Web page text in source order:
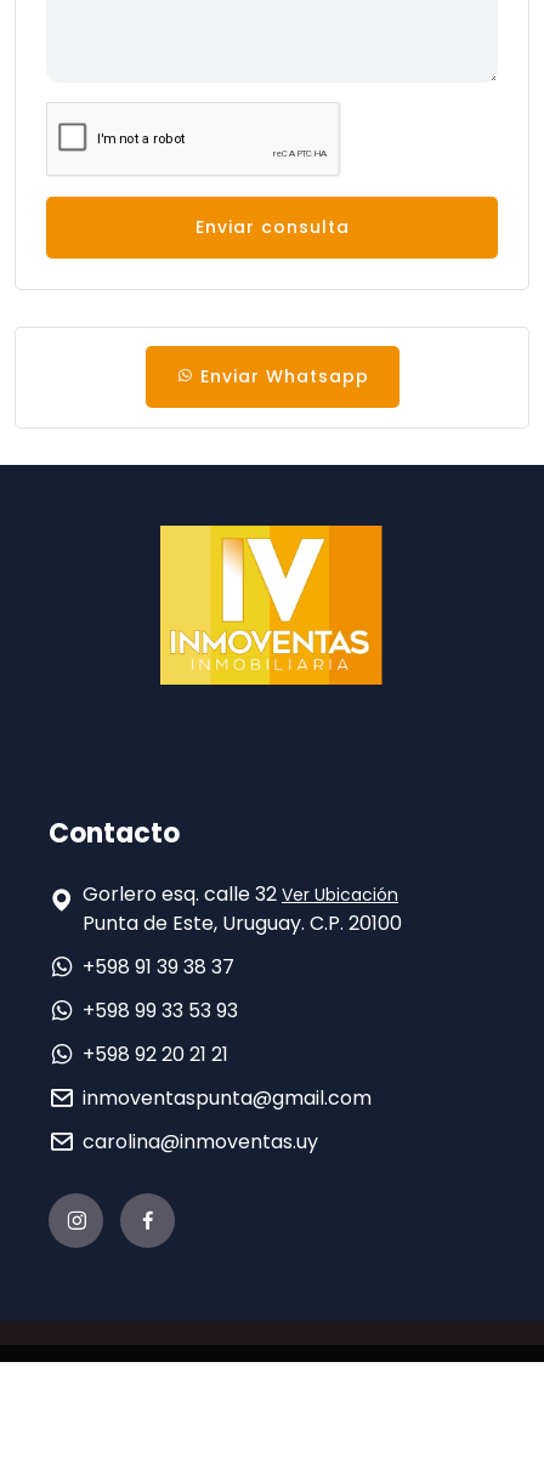
Enviar consulta
Enviar Whatsapp
Contacto
Gorlero esq. calle 32 Ver Ubicación
Punta de Este, Uruguay. C.P. 20100
+598 91 39 38 37
+598 99 33 53 93
+598 92 20 21 21
inmoventaspunta@gmail.com
carolina@inmoventas.uy